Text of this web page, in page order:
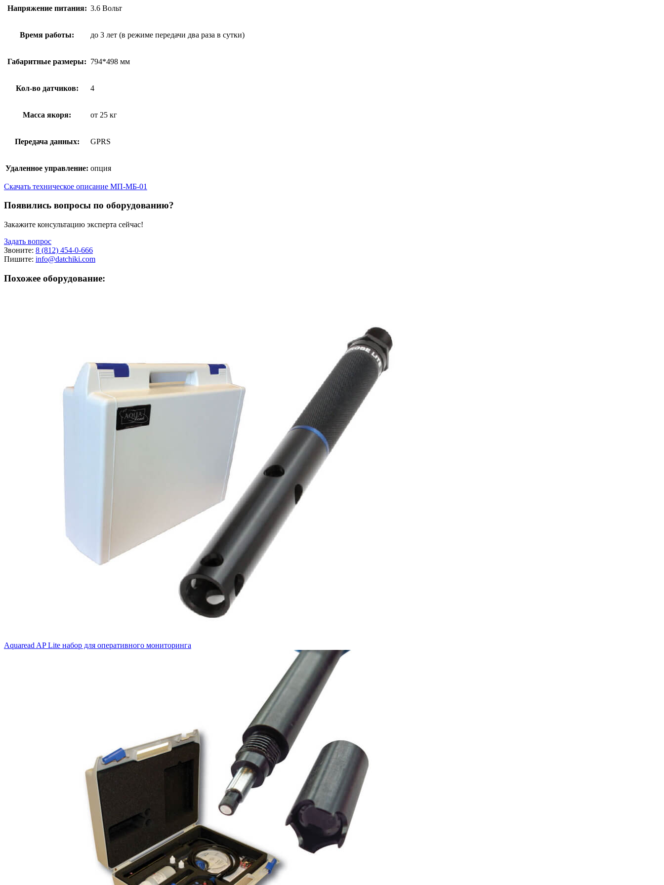
Напряжение питания: 3.6 Вольт
Время работы: до 3 лет (в режиме передачи два раза в сутки)
Габаритные размеры: 794*498 мм
Кол-во датчиков: 4
Масса якоря: от 25 кг
Передача данных: GPRS
Удаленное управление: опция
Скачать техническое описание МП-МБ-01
Появились вопросы по оборудованию?
Закажите консультацию эксперта сейчас!
Задать вопрос
Звоните: 8 (812) 454-0-666
Пишите: info@datchiki.com
Похожее оборудование:
Aquaread AP Lite набор для оперативного мониторинга